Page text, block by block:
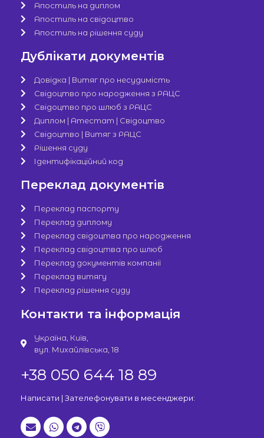
Апостиль на диплом
Апостиль на свідоцтво
Апостиль на рішення суду
Дублікати документів
Довідка | Витяг про несудимість
Свідоцтво про народження з РАЦС
Свідоцтво про шлюб з РАЦС
Диплом | Атестат | Свідоцтво
Свідоцтво | Витяг з РАЦС
Рішення суду
Ідентифікаційний код
Переклад документів
Переклад паспорту
Переклад диплому
Переклад свідоцтва про народження
Переклад свідоцтва про шлюб
Переклад документів компанії
Переклад витягу
Переклад рішення суду
Контакти та інформація
Україна, Київ,
вул. Михайлівська, 18
+38 050 644 18 89
Написати | Зателефонувати в месенджери: